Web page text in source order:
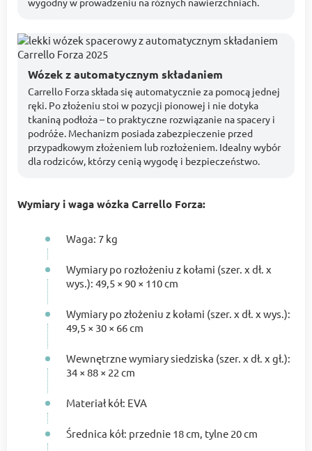
Wózek z automatycznym składaniem
Carrello Forza składa się automatycznie za pomocą jednej
ręki. Po złożeniu stoi w pozycji pionowej i nie dotyka
tkaniną podłoża – to praktyczne rozwiązanie na spacery i
podróże. Mechanizm posiada zabezpieczenie przed
przypadkowym złożeniem lub rozłożeniem. Idealny wybór
dla rodziców, którzy cenią wygodę i bezpieczeństwo.
Wymiary i waga wózka Carrello Forza:
Waga: 7 kg
Wymiary po rozłożeniu z kołami (szer. x dł. x
wys.): 49,5 × 90 × 110 cm
Wymiary po złożeniu z kołami (szer. x dł. x wys.):
49,5 × 30 × 66 cm
Wewnętrzne wymiary siedziska (szer. x dł. x gł.):
34 × 88 × 22 cm
Materiał kół: EVA
Średnica kół: przednie 18 cm, tylne 20 cm